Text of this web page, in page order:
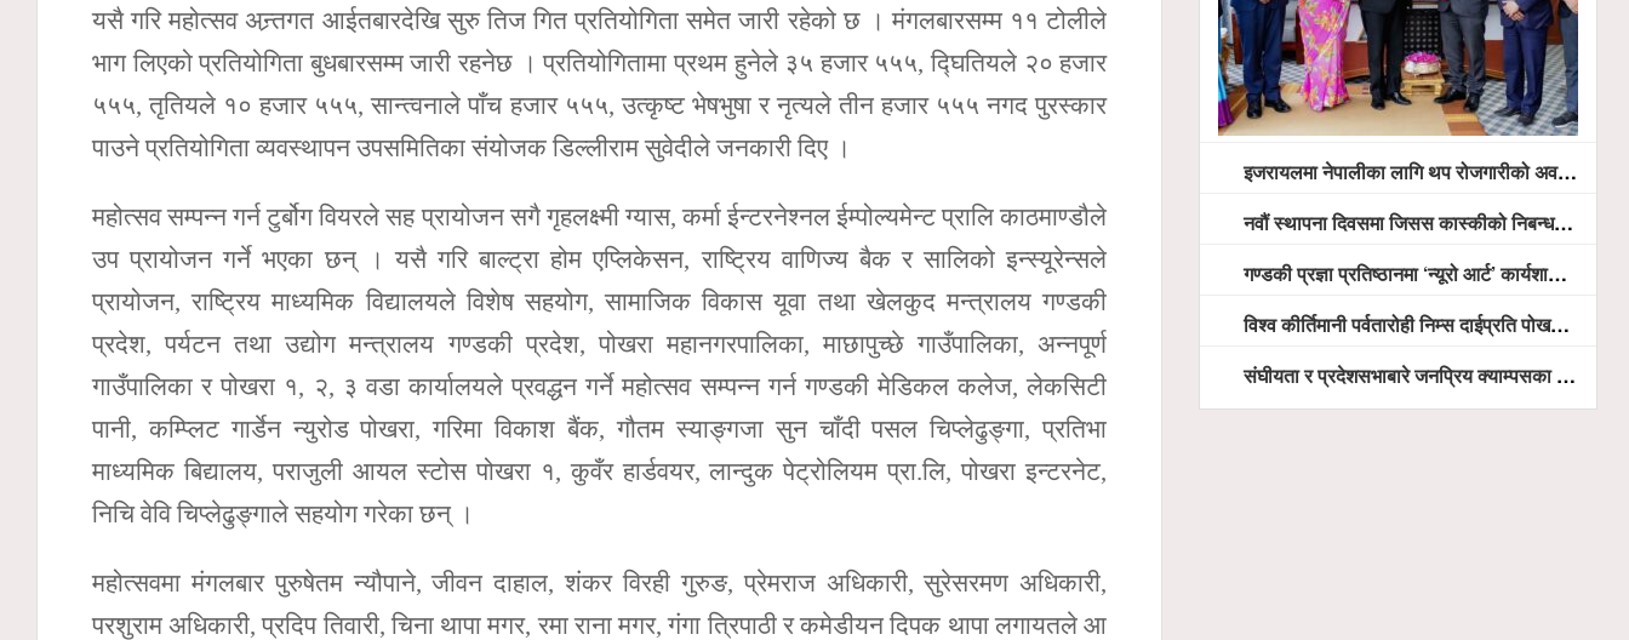
यसै गरि महोत्सव अन्र्तगत आईतबारदेखि सुरु तिज गित प्रतियोगिता समेत जारी रहेको छ । मंगलबारसम्म ११ टोलीले
भाग लिएको प्रतियोगिता बुधबारसम्म जारी रहनेछ । प्रतियोगितामा प्रथम हुनेले ३५ हजार ५५५, द्घितियले २० हजार
५५५, तृतियले १० हजार ५५५, सान्त्वनाले पाँच हजार ५५५, उत्कृष्ट भेषभुषा र नृत्यले तीन हजार ५५५ नगद पुरस्कार
पाउने प्रतियोगिता व्यवस्थापन उपसमितिका संयोजक डिल्लीराम सुवेदीले जनकारी दिए ।
महोत्सव सम्पन्न गर्न टुर्बोग वियरले सह प्रायोजन सगै गृहलक्ष्मी ग्यास, कर्मा ईन्टरनेश्नल ईम्पोल्यमेन्ट प्रालि काठमाण्डौले
उप प्रायोजन गर्ने भएका छन् । यसै गरि बाल्ट्रा होम एप्लिकेसन, राष्ट्रिय वाणिज्य बैक र सालिको इन्स्यूरेन्सले
प्रायोजन, राष्ट्रिय माध्यमिक विद्यालयले विशेष सहयोग, सामाजिक विकास यूवा तथा खेलकुद मन्त्रालय गण्डकी
प्रदेश, पर्यटन तथा उद्योग मन्त्रालय गण्डकी प्रदेश, पोखरा महानगरपालिका, माछापुच्छे गाउँपालिका, अन्नपूर्ण
गाउँपालिका र पोखरा १, २, ३ वडा कार्यालयले प्रवद्धन गर्ने महोत्सव सम्पन्न गर्न गण्डकी मेडिकल कलेज, लेकसिटी
पानी, कम्प्लिट गार्डेन न्युरोड पोखरा, गरिमा विकाश बैंक, गौतम स्याङ्गजा सुन चाँदी पसल चिप्लेढुङ्गा, प्रतिभा
माध्यमिक बिद्यालय, पराजुली आयल स्टोस पोखरा १, कुवँर हार्डवयर, लान्दुक पेट्रोलियम प्रा.लि, पोखरा इन्टरनेट,
निचि वेवि चिप्लेढुङ्गाले सहयोग गरेका छन् ।
महोत्सवमा मंगलबार पुरुषेतम न्यौपाने, जीवन दाहाल, शंकर विरही गुरुङ, प्रेमराज अधिकारी, सुरेसरमण अधिकारी,
परशुराम अधिकारी, प्रदिप तिवारी, चिना थापा मगर, रमा राना मगर, गंगा त्रिपाठी र कमेडीयन दिपक थापा लगायतले आ
इजरायलमा नेपालीका लागि थप रोजगारीको अवसर विस्तार गरिने ः राजदूत बास
नवौं स्थापना दिवसमा जिसस कास्कीको निबन्ध प्रतियोगिता
गण्डकी प्रज्ञा प्रतिष्ठानमा ‘न्यूरो आर्ट’ कार्यशाला, भाषा शुद्धता अभियानदेखि अनुसन्धान प्रवर्द्धनसम्मका कार्यक्रम हुँदै
विश्व कीर्तिमानी पर्वतारोही निम्स दाईप्रति पोखरामा श्रद्धाञ्जली, दीप प्रज्वलन गर्दै योगदानको प्रशंसा (भिडियो सहित)
संघीयता र प्रदेशसभाबारे जनप्रिय क्याम्पसका विद्यार्थीलाई अभिमुखीकरण